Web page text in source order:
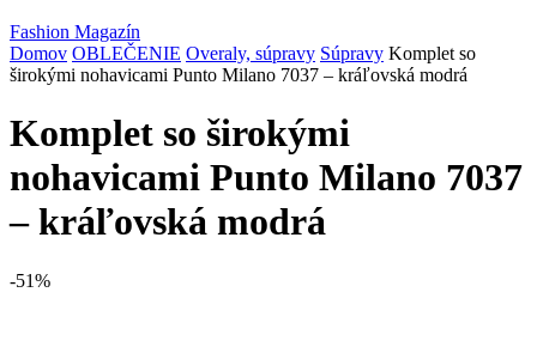
Fashion Magazín
Domov OBLEČENIE Overaly, súpravy Súpravy Komplet so
širokými nohavicami Punto Milano 7037 – kráľovská modrá
Komplet so širokými
nohavicami Punto Milano 7037
– kráľovská modrá
-51%